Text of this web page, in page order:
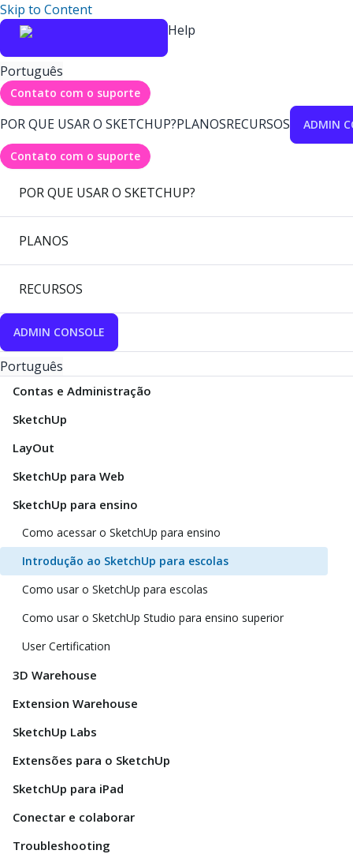
Skip to Content
Help
Português
Contato com o suporte
POR QUE USAR O SKETCHUP?PLANOSRECURSOS ADMIN
Contato com o suporte
POR QUE USAR O SKETCHUP?
PLANOS
RECURSOS
ADMIN CONSOLE
Português
Contas e Administração
SketchUp
LayOut
SketchUp para Web
SketchUp para ensino
Como acessar o SketchUp para ensino
Introdução ao SketchUp para escolas
Como usar o SketchUp para escolas
Como usar o SketchUp Studio para ensino superior
User Certification
3D Warehouse
Extension Warehouse
SketchUp Labs
Extensões para o SketchUp
SketchUp para iPad
Conectar e colaborar
Troubleshooting